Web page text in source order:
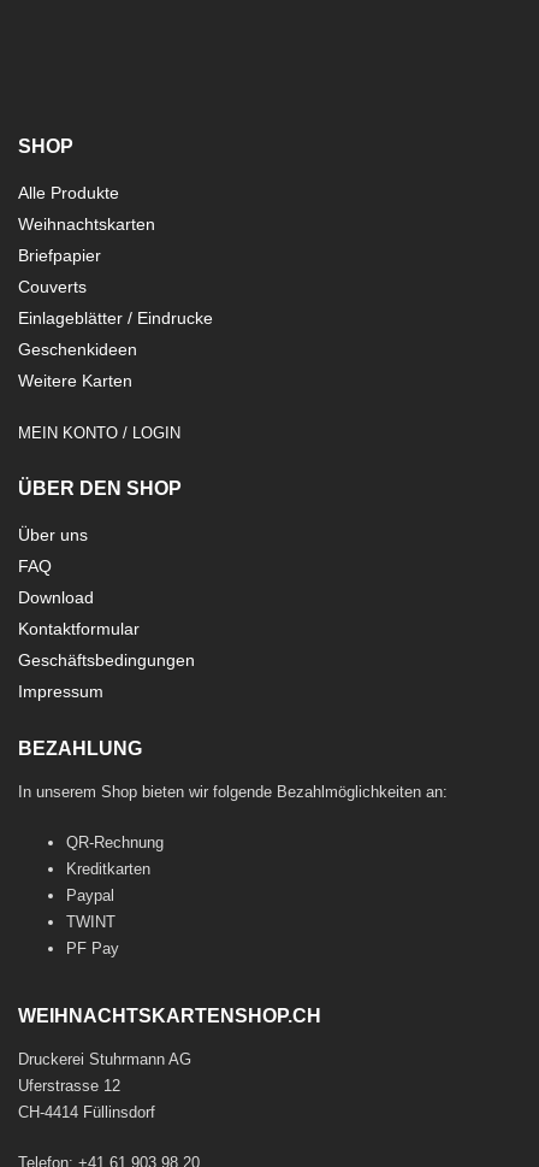
SHOP
Alle Produkte
Weihnachtskarten
Briefpapier
Couverts
Einlageblätter / Eindrucke
Geschenkideen
Weitere Karten
MEIN KONTO / LOGIN
ÜBER DEN SHOP
Über uns
FAQ
Download
Kontaktformular
Geschäftsbedingungen
Impressum
BEZAHLUNG
In unserem Shop bieten wir folgende Bezahlmöglichkeiten an:
QR-Rechnung
Kreditkarten
Paypal
TWINT
PF Pay
WEIHNACHTSKARTENSHOP.CH
Druckerei Stuhrmann AG
Uferstrasse 12
CH-4414 Füllinsdorf
Telefon: +41 61 903 98 20